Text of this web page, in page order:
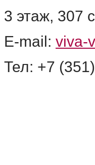
3 этаж, 307
E-mail: viva-
Тел: +7